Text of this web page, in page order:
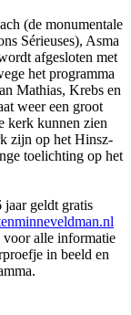
(de monumentale
Sérieuses), Asma
afgesloten met
het programma
Mathias, Krebs en
weer een groot
kerk kunnen zien
zijn op het Hinsz-
toelichting op het
jaar geldt gratis
alle informatie
in beeld en